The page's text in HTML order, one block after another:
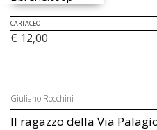
CARTACEO
€ 12,00
Giuliano Rocchini
Il ragazzo della Via